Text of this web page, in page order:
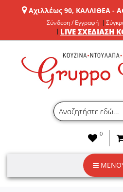
Αχιλλέως 90, ΚΑΛΛΙΘΕΑ -
Σύνδεση / Εγγραφή
LIVE ΣΧΕΔΙΑΣΗ
0